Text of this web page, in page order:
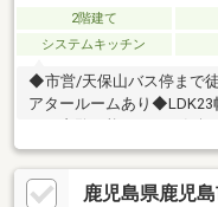
2階建て
システムキッチン
◆市営/天保山バス停まで
アタールームあり
鹿児島県鹿児